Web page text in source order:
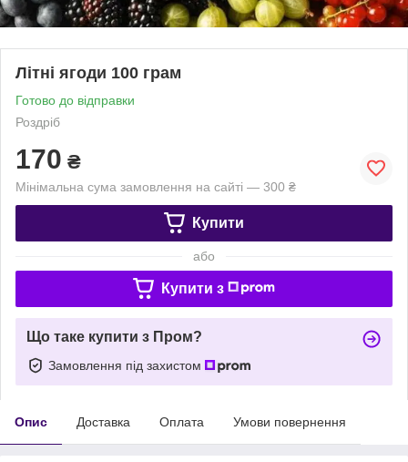
Літні ягоди 100 грам
Готово до відправки
Роздріб
170 ₴
Мінімальна сума замовлення на сайті — 300 ₴
Купити
або
Купити з
Що таке купити з Пром?
Замовлення під захистом
Опис Доставка Оплата Умови повернення